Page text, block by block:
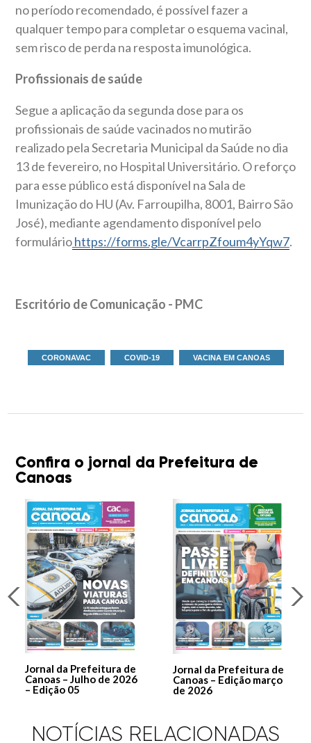
no período recomendado, é possível fazer a
qualquer tempo para completar o esquema vacinal,
sem risco de perda na resposta imunológica.
Profissionais de saúde
Segue a aplicação da segunda dose para os
profissionais de saúde vacinados no mutirão
realizado pela Secretaria Municipal da Saúde no dia
13 de fevereiro, no Hospital Universitário. O reforço
para esse público está disponível na Sala de
Imunização do HU (Av. Farroupilha, 8001, Bairro São
José), mediante agendamento disponível pelo
formuláriohttps://forms.gle/VcarrpZfoum4yYqw7.
Escritório de Comunicação - PMC
CORONAVAC COVID-19 VACINA EM CANOAS
Confira o jornal da Prefeitura de
Canoas
Jornal da Prefeitura de
Canoas – Julho de 2026
– Edição 05
Jornal da Prefeitura de
Canoas – Edição março
de 2026
NOTÍCIAS RELACIONADAS